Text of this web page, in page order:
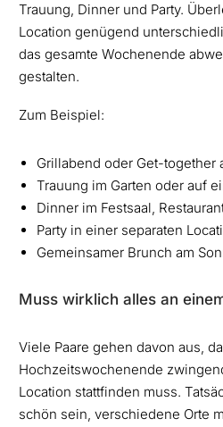
Trauung, Dinner und Party.
Location genügend
das gesamte Wochenende
gestalten.
Zum Beispiel:
Grillabend oder Get-together
Trauung im Garten oder auf
Dinner im Festsaal,
Party in einer separaten
Gemeinsamer Brunch am
Muss wirklich alles an
Viele Paare gehen davon aus,
Hochzeitswochenende
Location stattfinden muss.
schön sein, verschiedene Orte